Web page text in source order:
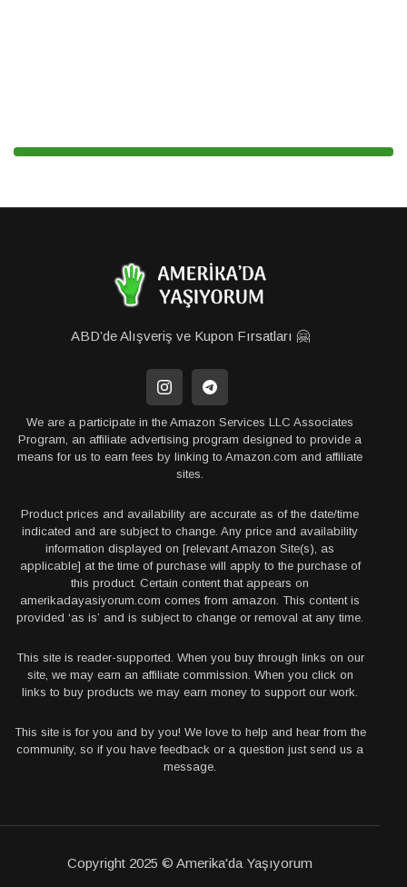
ABD’de Alışveriş ve Kupon Fırsatları 🤗
We are a participate in the Amazon Services LLC Associates
Program, an affiliate advertising program designed to provide a
means for us to earn fees by linking to Amazon.com and affiliate
sites.
Product prices and availability are accurate as of the date/time
indicated and are subject to change. Any price and availability
information displayed on [relevant Amazon Site(s), as
applicable] at the time of purchase will apply to the purchase of
this product. Certain content that appears on
amerikadayasiyorum.com comes from amazon. This content is
provided ‘as is’ and is subject to change or removal at any time.
This site is reader-supported. When you buy through links on our
site, we may earn an affiliate commission. When you click on
links to buy products we may earn money to support our work.
This site is for you and by you! We love to help and hear from the
community, so if you have feedback or a question just send us a
message.
Copyright 2025 © Amerika'da Yaşıyorum